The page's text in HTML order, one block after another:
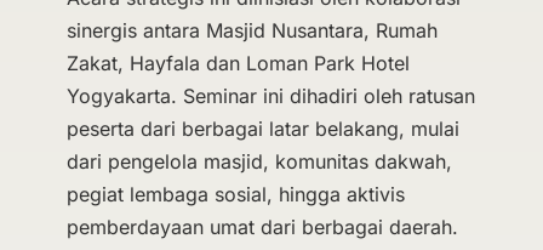
sinergis antara Masjid Nusantara, Rumah
Zakat, Hayfala dan Loman Park Hotel
Yogyakarta. Seminar ini dihadiri oleh ratusan
peserta dari berbagai latar belakang, mulai
dari pengelola masjid, komunitas dakwah,
pegiat lembaga sosial, hingga aktivis
pemberdayaan umat dari berbagai daerah.